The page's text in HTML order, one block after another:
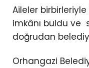
Aileler
imkânı buldu ve
doğrudan
Orhangazi